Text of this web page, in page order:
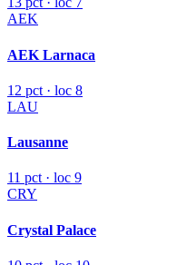
AEK
AEK Larnaca
12 pct · loc 8
LAU
Lausanne
11 pct · loc 9
CRY
Crystal Palace